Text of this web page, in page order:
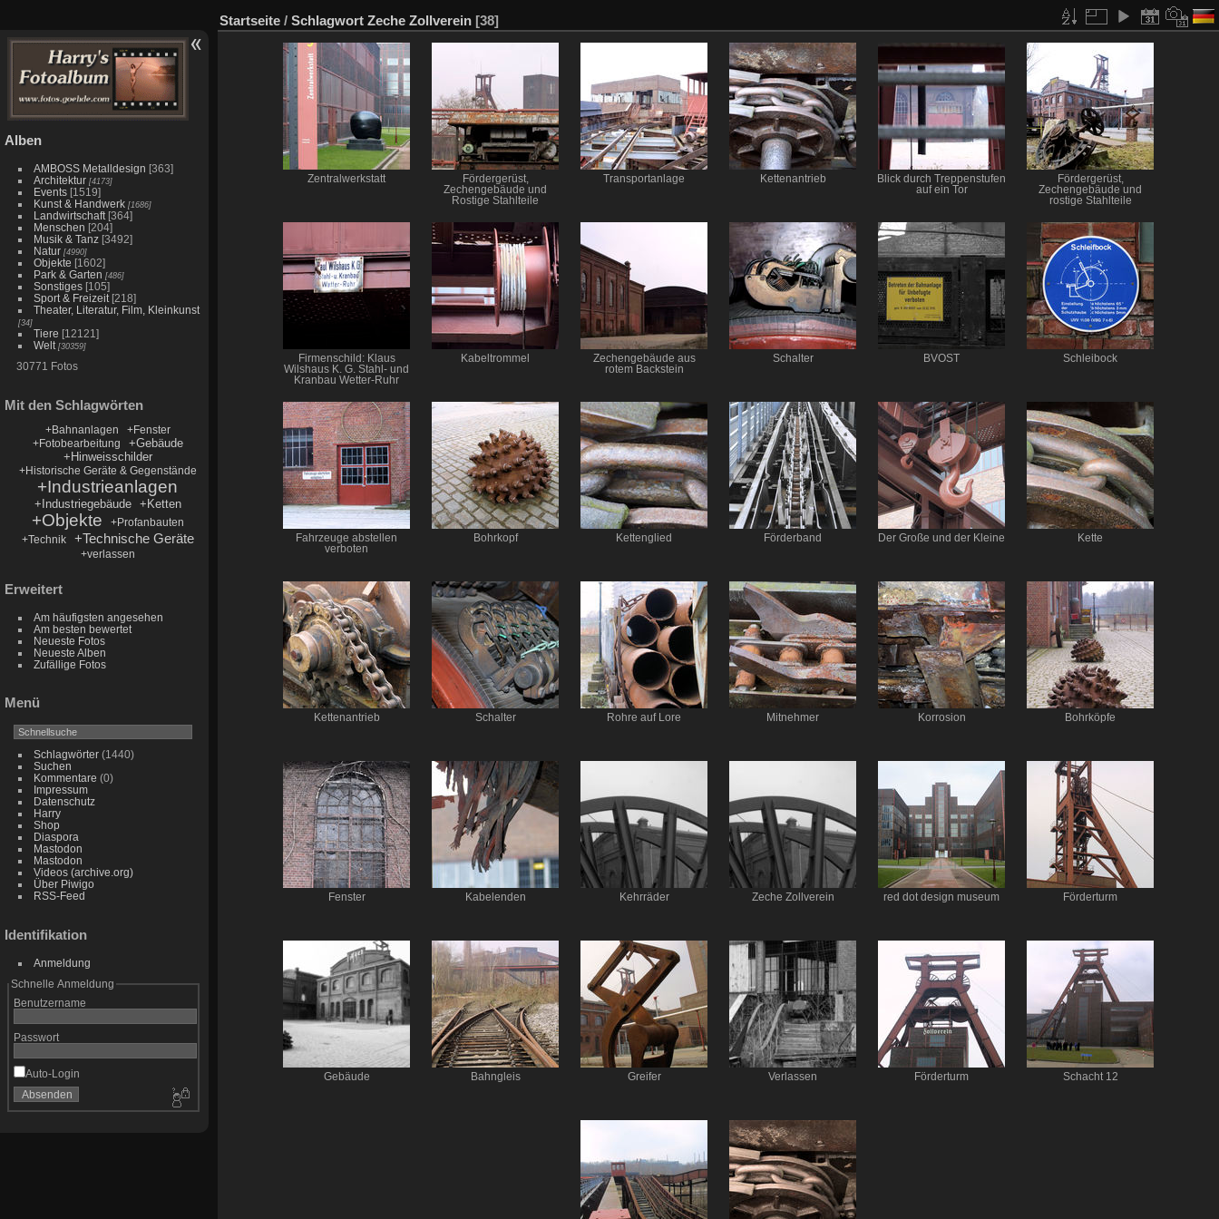
Alben
AMBOSS Metalldesign [363]
Architektur [4173]
Events [1519]
Kunst & Handwerk [1686]
Landwirtschaft [364]
Menschen [204]
Musik & Tanz [3492]
Natur [4990]
Objekte [1602]
Park & Garten [486]
Sonstiges [105]
Sport & Freizeit [218]
Theater, Literatur, Film, Kleinkunst
[34]
Tiere [12121]
Welt [30359]
30771 Fotos
Mit den Schlagwörten
+Bahnanlagen
+Fenster
+Fotobearbeitung
+Gebäude
+Hinweisschilder
+Historische Geräte & Gegenstände
+Industrieanlagen
+Industriegebäude +Ketten
+Objekte
+Profanbauten
+Technik
+Technische Geräte
+verlassen
Erweitert
Am häufigsten angesehen
Am besten bewertet
Neueste Fotos
Neueste Alben
Zufällige Fotos
Menü
Schlagwörter(1440)
Suchen
Kommentare (0)
Impressum
Datenschutz
Harry
Shop
Diaspora
Mastodon
Mastodon
Videos (archive.org)
Über Piwigo
RSS-Feed
Identifikation
Anmeldung
Schnelle Anmeldung
Benutzername
Passwort
Auto-Login
Startseite / Schlagwort Zeche Zollverein [38]
Zentralwerkstatt
Fördergerüst,
Zechengebäude und
Rostige Stahlteile
Transportanlage Kettenantrieb
Blick durch Treppenstufen
auf ein Tor
Fördergerüst,
Zechengebäude und
rostige Stahlteile
Firmenschild: Klaus
Wilshaus K. G. Stahl- und
Kranbau Wetter-Ruhr
Kabeltrommel
Zechengebäude aus
rotem Backstein
Schalter BVOST Schleibock
Fahrzeuge abstellen
verboten
Bohrkopf Kettenglied Förderband Der Große und der Kleine Kette
Kettenantrieb Schalter Rohre auf Lore Mitnehmer Korrosion Bohrköpfe
Fenster Kabelenden Kehrräder Zeche Zollverein red dot design museum Förderturm
Gebäude Bahngleis Greifer Verlassen Förderturm Schacht 12